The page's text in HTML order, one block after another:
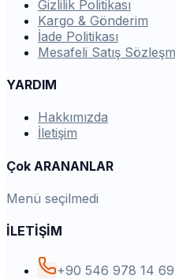
Gizlilik Politikası
Kargo & Gönderim
İade Politikası
Mesafeli Satış
YARDIM
Hakkımızda
İletişim
Çok ARANANLAR
Menü seçilmedi
İLETİŞİM
+90 546 978 14 69